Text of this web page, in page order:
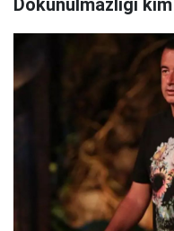
Dokunulmazlığı